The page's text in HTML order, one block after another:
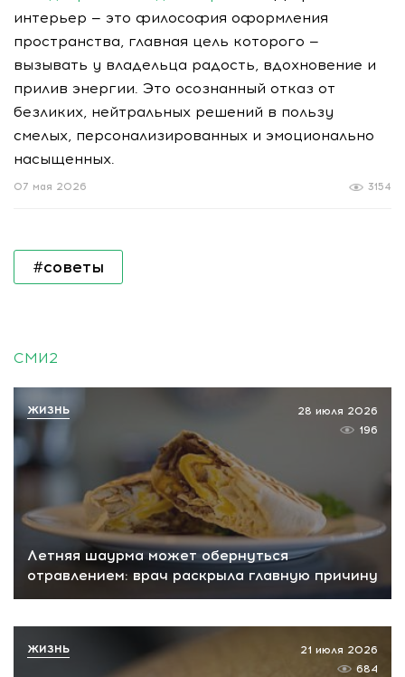
интерьер — это философия оформления
пространства, главная цель которого —
вызывать у владельца радость, вдохновение и
прилив энергии. Это осознанный отказ от
безликих, нейтральных решений в пользу
смелых, персонализированных и эмоционально
насыщенных.
3154
07 мая 2026
#советы
СМИ2
Летняя шаурма может обернуться
отравлением: врач раскрыла главную причину
28 июля 2026
196
ЖИЗНЬ
21 июля 2026
684
ЖИЗНЬ